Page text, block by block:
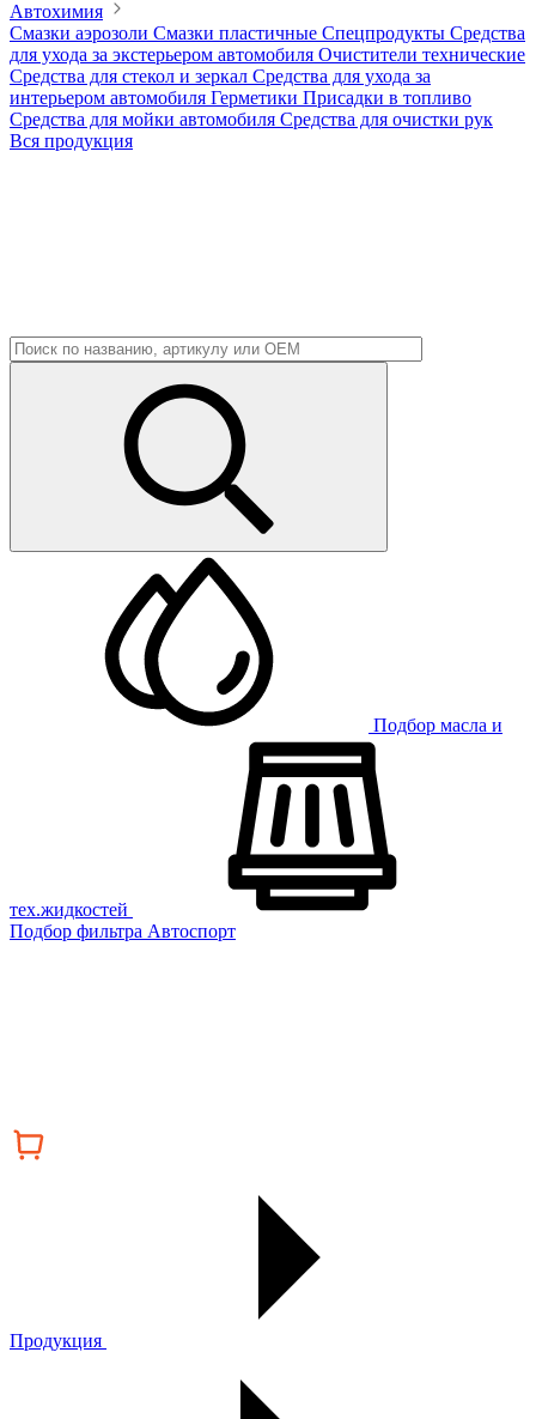
Автохимия
Смазки аэрозоли Смазки пластичные Спецпродукты Средства
для ухода за экстерьером автомобиля Очистители технические
Средства для стекол и зеркал Средства для ухода за
интерьером автомобиля Герметики Присадки в топливо
Средства для мойки автомобиля Средства для очистки рук
Вся продукция
Подбор масла и
тех.жидкостей
Подбор фильтра Автоспорт
Продукция